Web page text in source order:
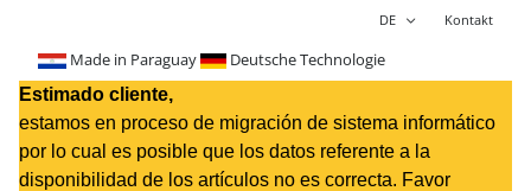
DE Kontakt
Made in Paraguay Deutsche Technologie
Estimado cliente,
estamos en proceso de migración de sistema informático
por lo cual es posible que los datos referente a la
disponibilidad de los artículos no es correcta. Favor